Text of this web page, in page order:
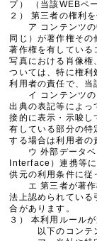
プ） （当該WEBペ
２） 第三者の権利
ア コンテンツの
同じ）が著作権その
著作権を有している
写真における肖像権
ついては、特に権利
利用者の責任で、当
イ コンテンツの
出典の表記等によっ
接的に表示・示唆し
有している部分の特
する場合は利用者の
ウ 外部データベ
Interface）連携等
供元の利用条件に従
エ 第三者が著作
法上認められている
合があります。
３） 本利用ルール
以下のコンテン